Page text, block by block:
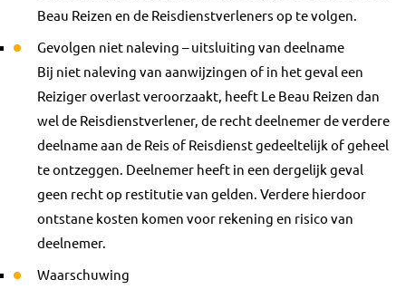
Beau Reizen en de Reisdienstverleners op te volgen.
Gevolgen niet naleving – uitsluiting van deelname
Bij niet naleving van aanwijzingen of in het geval een
Reiziger overlast veroorzaakt, heeft Le Beau Reizen dan
wel de Reisdienstverlener, de recht deelnemer de verdere
deelname aan de Reis of Reisdienst gedeeltelijk of geheel
te ontzeggen. Deelnemer heeft in een dergelijk geval
geen recht op restitutie van gelden. Verdere hierdoor
ontstane kosten komen voor rekening en risico van
deelnemer.
Waarschuwing